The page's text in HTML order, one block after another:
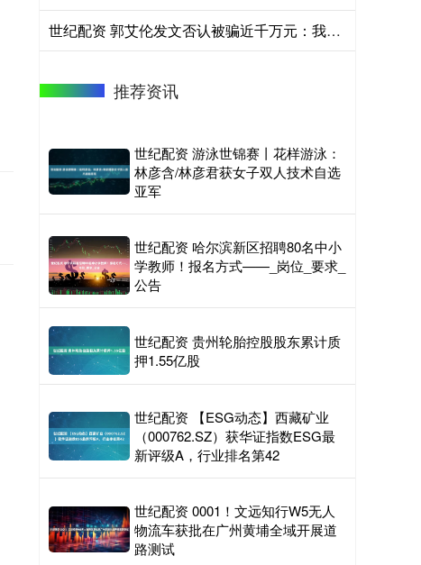
世纪配资 郭艾伦发文否认被骗近千万元：我没有被骗，将追究造谣者责任
推荐资讯
世纪配资 游泳世锦赛丨花样游泳：
林彦含/林彦君获女子双人技术自选
亚军
世纪配资 哈尔滨新区招聘80名中小
学教师！报名方式——_岗位_要求_
公告
世纪配资 贵州轮胎控股股东累计质
押1.55亿股
世纪配资 【ESG动态】西藏矿业
（000762.SZ）获华证指数ESG最
新评级A，行业排名第42
世纪配资 0001！文远知行W5无人
物流车获批在广州黄埔全域开展道
路测试